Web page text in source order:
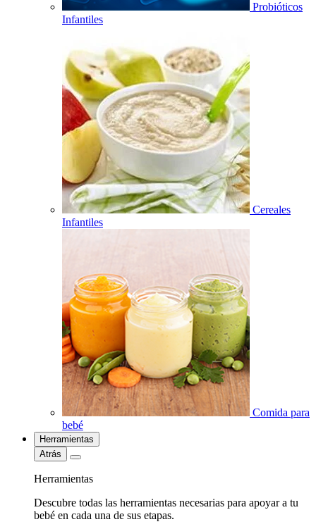
Probióticos
Infantiles
Cereales
Infantiles
Comida para
bebé
Herramientas
Atrás
Herramientas
Descubre todas las herramientas necesarias para apoyar a tu
bebé en cada una de sus etapas.